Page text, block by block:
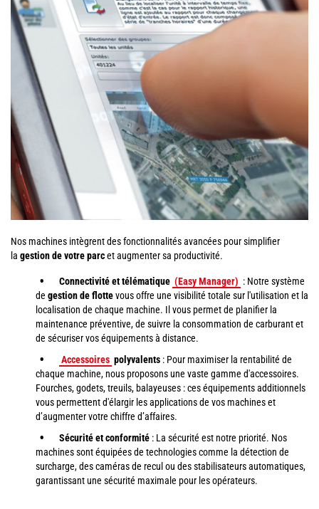
Nos machines intègrent des fonctionnalités avancées pour simplifier
la gestion de votre parcet augmenter sa productivité.
Connectivité et télématique (Easy Manager) : Notre système
de gestion de flottevous offre une visibilité totale sur l'utilisation et la
localisation de chaque machine. Il vous permet de planifier la
maintenance préventive, de suivre la consommation de carburant et
de sécuriser vos équipements à distance.
Accessoires polyvalents : Pour maximiser la rentabilité de
chaque machine, nous proposons une vaste gamme d'accessoires.
Fourches, godets, treuils, balayeuses : ces équipements additionnels
vous permettent d'élargir les applications de vos machines et
d’augmenter votre chiffre d’affaires.
Sécurité et conformité : La sécurité est notre priorité. Nos
machines sont équipées de technologies comme la détection de
surcharge, des caméras de recul ou des stabilisateurs automatiques,
garantissant une sécurité maximale pour les opérateurs.